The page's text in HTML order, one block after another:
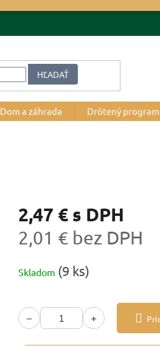
HĽADAŤ
Dom a záhrada Drôtený program
2,47 € s DPH
2,01 € bez DPH
cena:
Skladom (9 ks)
− +